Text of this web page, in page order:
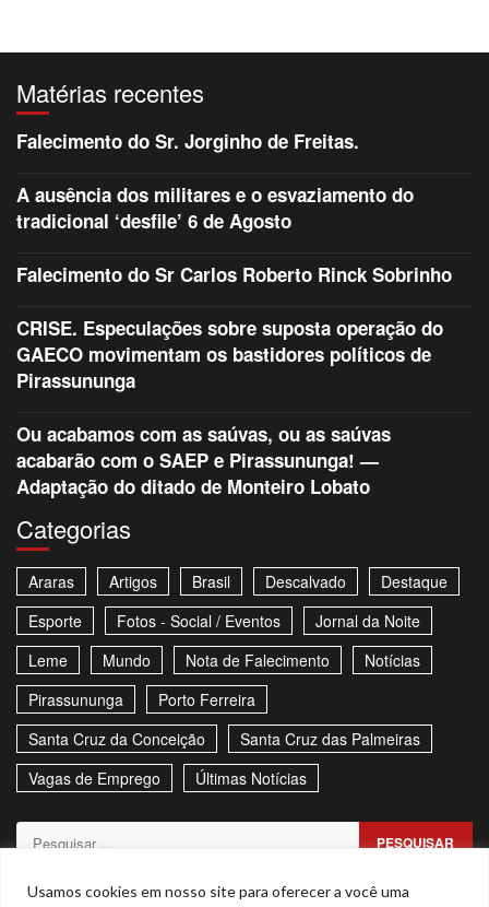
Usamos cookies em nosso site para oferecer a você uma
Matérias recentes
Falecimento do Sr. Jorginho de Freitas.
A ausência dos militares e o esvaziamento do
tradicional ‘desfile’ 6 de Agosto
Falecimento do Sr Carlos Roberto Rinck Sobrinho
CRISE. Especulações sobre suposta operação do
GAECO movimentam os bastidores políticos de
Pirassununga
Ou acabamos com as saúvas, ou as saúvas
acabarão com o SAEP e Pirassununga! —
Adaptação do ditado de Monteiro Lobato
Categorias
Araras Artigos Brasil Descalvado
Destaque
Esporte
Fotos - Social / Eventos
Jornal da Noite
Leme
Mundo Nota de Falecimento
Notícias
Pirassununga
Porto Ferreira
Santa Cruz da Conceição
Santa Cruz das Palmeiras
Vagas de Emprego
Últimas Notícias
Pesquisar
Sitemap Política de Privacidade Contato